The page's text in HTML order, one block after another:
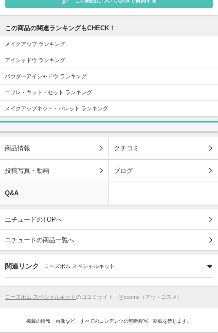
この商品の関連ランキングもCHECK！
メイクアップ ランキング
アイシャドウ ランキング
パウダーアイシャドウ ランキング
コフレ・キット・セット ランキング
メイクアップキット・パレット ランキング
商品情報 クチコミ
投稿写真・動画 ブログ
Q&A
エチュードのTOPへ
エチュードの商品一覧へ
関連リンク ローズボム スペシャルキット
ローズボム スペシャルキット の口コミサイト - @cosme（アットコスメ）
掲載の情報・画像など、すべてのコンテンツの無断複写、転載を禁じます。